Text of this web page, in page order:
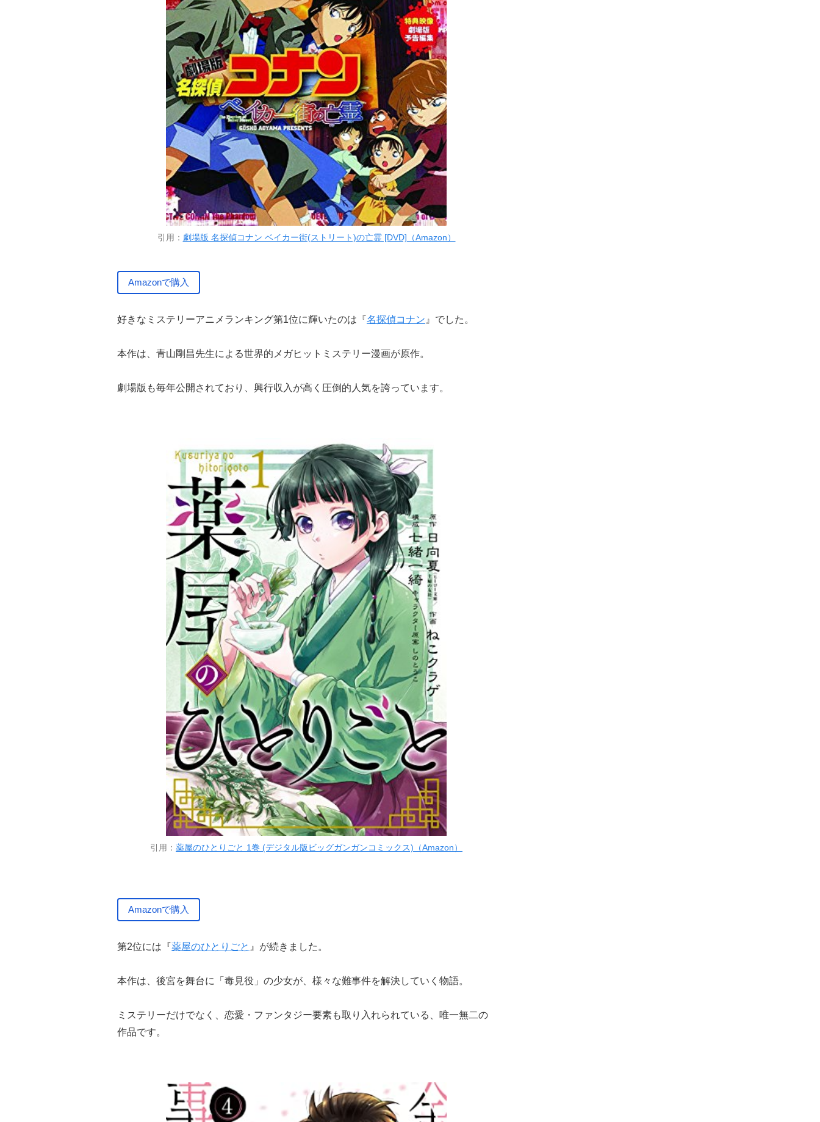
引用： 劇場版 名探偵コナン ベイカー街(ストリート)の亡霊 [DVD]（Amazon）
Amazonで購入
好きなミステリーアニメランキング第1位に輝いたのは『名探偵コナン 』でした。
本作は、青山剛昌先生による世界的メガヒットミステリー漫画が原作。
劇場版も毎年公開されており、興行収入が高く圧倒的人気を誇っています。
引用： 薬屋のひとりごと 1巻 (デジタル版ビッグガンガンコミックス)（Amazon）
Amazonで購入
第2位には『薬屋のひとりごと 』が続きました。
本作は、後宮を舞台に「毒見役」の少女が、様々な難事件を解決していく物語。
ミステリーだけでなく、恋愛・ファンタジー要素も取り入れられている、唯一無二の
作品です。